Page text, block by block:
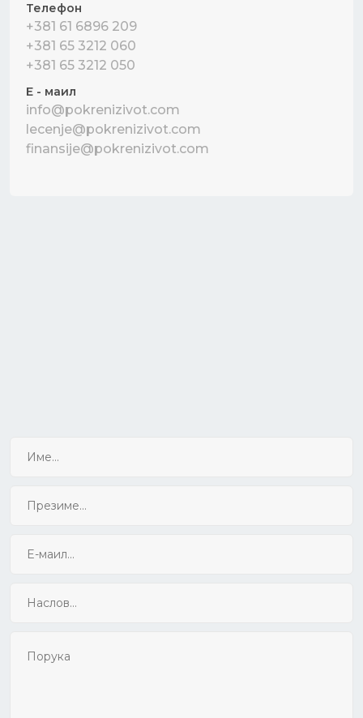
Телефон
+381 61 6896 209
+381 65 3212 060
+381 65 3212 050
Е - маил
info@pokrenizivot.com
lecenje@pokrenizivot.com
finansije@pokrenizivot.com